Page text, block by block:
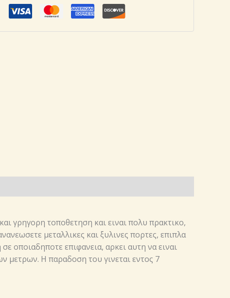
γρηγορη τοποθετηση και ειναι πολυ πρακτικο,
μεταλλικες και ξυλινες πορτες, επιπλα
οποιαδηποτε επιφανεια, αρκει αυτη να ειναι
μετρων. Η παραδοση του γινεται εντος 7